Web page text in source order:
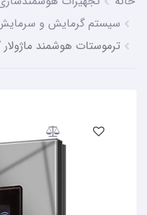
سیستم گرمایش و
ترموستات هوشمند